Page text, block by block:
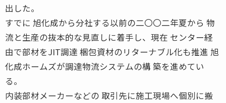
出した。
すでに 旭化成から分社する以前の二〇〇二年夏から 物
流と生産の抜本的な見直しに着手し、現在 センター経
由で部材をJIT調達 梱包資材のリターナブル化も推進 旭
化成ホームズが調達物流システムの構 築を進めてい
る。
内装部材メーカーなどの 取引先に施工現場へ個別に搬